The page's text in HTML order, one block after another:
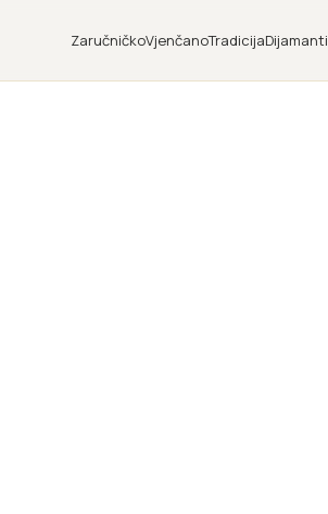
ZaručničkoVjenčanoTradicijaDijamanti